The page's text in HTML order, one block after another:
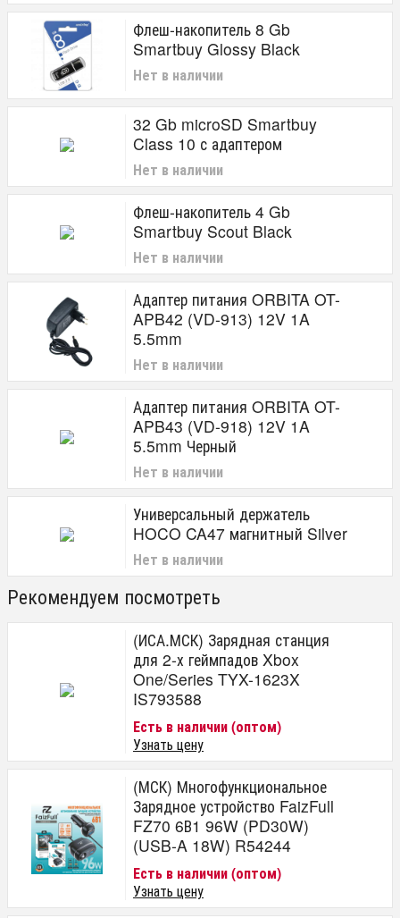
Флеш-накопитель 8 Gb
Smartbuy Glossy Black
Нет в наличии
32 Gb microSD Smartbuy
Class 10 с адаптером
Нет в наличии
Флеш-накопитель 4 Gb
Smartbuy Scout Black
Нет в наличии
Адаптер питания ORBITA OT-
APB42 (VD-913) 12V 1A
5.5mm
Нет в наличии
Адаптер питания ORBITA OT-
APB43 (VD-918) 12V 1A
5.5mm Черный
Нет в наличии
Универсальный держатель
HOCO CA47 магнитный Silver
Нет в наличии
Рекомендуем посмотреть
(ИСА.МСК) Зарядная станция
для 2-х геймпадов Xbox
One/Series TYX-1623X
IS793588
Есть в наличии (оптом)
Узнать цену
(МСК) Многофункциональное
Зарядное устройство FaizFull
FZ70 6В1 96W (PD30W)
(USB-A 18W) R54244
Есть в наличии (оптом)
Узнать цену